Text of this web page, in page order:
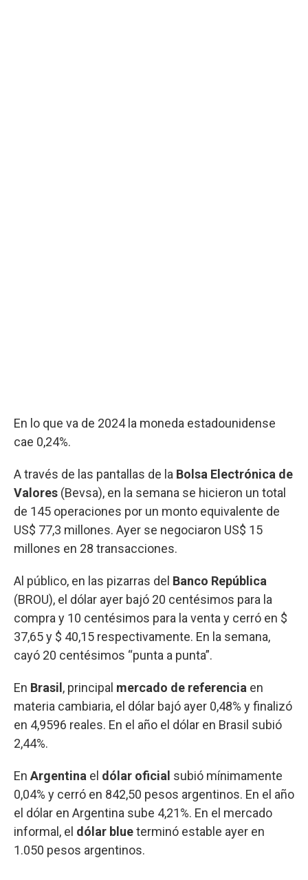
En lo que va de 2024 la moneda estadounidense
cae 0,24%.
A través de las pantallas de la Bolsa Electrónica de
Valores (Bevsa), en la semana se hicieron un total
de 145 operaciones por un monto equivalente de
US$ 77,3 millones. Ayer se negociaron US$ 15
millones en 28 transacciones.
Al público, en las pizarras del Banco República
(BROU), el dólar ayer bajó 20 centésimos para la
compra y 10 centésimos para la venta y cerró en $
37,65 y $ 40,15 respectivamente. En la semana,
cayó 20 centésimos “punta a punta”.
En Brasil , principal mercado de referencia en
materia cambiaria, el dólar bajó ayer 0,48% y finalizó
en 4,9596 reales. En el año el dólar en Brasil subió
2,44%.
En Argentina el dólar oficial subió mínimamente
0,04% y cerró en 842,50 pesos argentinos. En el año
el dólar en Argentina sube 4,21%. En el mercado
informal, el dólar blueterminó estable ayer en
1.050 pesos argentinos.